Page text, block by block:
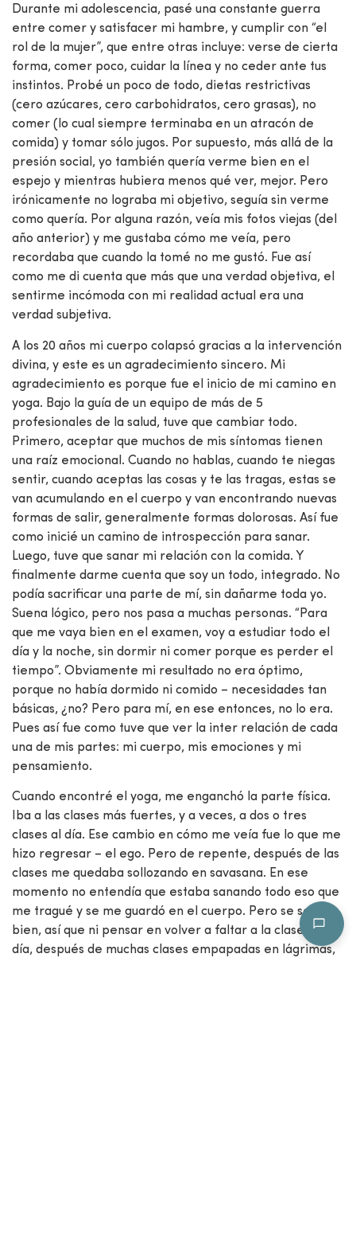
Durante mi adolescencia, pasé una constante guerra
entre comer y satisfacer mi hambre, y cumplir con “el
rol de la mujer”, que entre otras incluye: verse de cierta
forma, comer poco, cuidar la línea y no ceder ante tus
instintos. Probé un poco de todo, dietas restrictivas
(cero azúcares, cero carbohidratos, cero grasas), no
comer (lo cual siempre terminaba en un atracón de
comida) y tomar sólo jugos. Por supuesto, más allá de la
presión social, yo también quería verme bien en el
espejo y mientras hubiera menos qué ver, mejor. Pero
irónicamente no lograba mi objetivo, seguía sin verme
como quería. Por alguna razón, veía mis fotos viejas (del
año anterior) y me gustaba cómo me veía, pero
recordaba que cuando la tomé no me gustó. Fue así
como me di cuenta que más que una verdad objetiva, el
sentirme incómoda con mi realidad actual era una
verdad subjetiva.
A los 20 años mi cuerpo colapsó gracias a la intervención
divina, y este es un agradecimiento sincero. Mi
agradecimiento es porque fue el inicio de mi camino en
yoga. Bajo la guía de un equipo de más de 5
profesionales de la salud, tuve que cambiar todo.
Primero, aceptar que muchos de mis síntomas tienen
una raíz emocional. Cuando no hablas, cuando te niegas
sentir, cuando aceptas las cosas y te las tragas, estas se
van acumulando en el cuerpo y van encontrando nuevas
formas de salir, generalmente formas dolorosas. Así fue
como inicié un camino de introspección para sanar.
Luego, tuve que sanar mi relación con la comida. Y
finalmente darme cuenta que soy un todo, integrado. No
podía sacrificar una parte de mí, sin dañarme toda yo.
Suena lógico, pero nos pasa a muchas personas. “Para
que me vaya bien en el examen, voy a estudiar todo el
día y la noche, sin dormir ni comer porque es perder el
tiempo”. Obviamente mi resultado no era óptimo,
porque no había dormido ni comido – necesidades tan
básicas, ¿no? Pero para mí, en ese entonces, no lo era.
Pues así fue como tuve que ver la inter relación de cada
una de mis partes: mi cuerpo, mis emociones y mi
pensamiento.
Cuando encontré el yoga, me enganchó la parte física.
Iba a las clases más fuertes, y a veces, a dos o tres
clases al día. Ese cambio en cómo me veía fue lo que me
hizo regresar – el ego. Pero de repente, después de las
clases me quedaba sollozando en savasana. En ese
momento no entendía que estaba sanando todo eso que
me tragué y se me guardó en el cuerpo. Pero se sentía
bien, así que ni pensar en volver a faltar a la clase. Un
día, después de muchas clases empapadas en lágrimas,